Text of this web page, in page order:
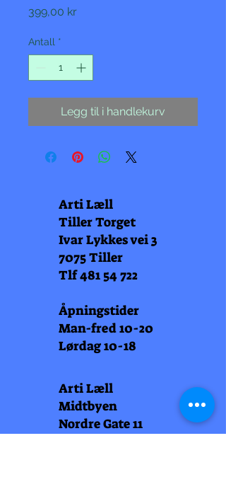
399,00 krPris
Antall *
Legg til i handlekurv
Arti Læll
Tiller Torget
Ivar Lykkes vei 3
7075 Tiller
Tlf481 54 722
Åpningstider
Man-fred 10-20
Lørdag 10-18
Arti Læll
Midtbyen
Nordre Gate 11